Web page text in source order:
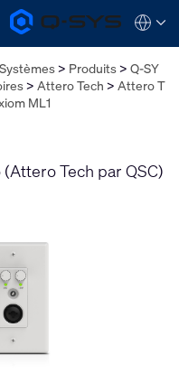
Q-
SYS
Products
Homepage
Systèmes Produits
Q-SY
Attero Tech
Attero T
ML1
Tech par QSC)